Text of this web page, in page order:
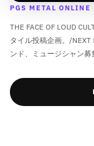
PGS METAL
THE FACE OF LOUD
タイル投稿企画。/NEXT
ンド、ミュージシャン募